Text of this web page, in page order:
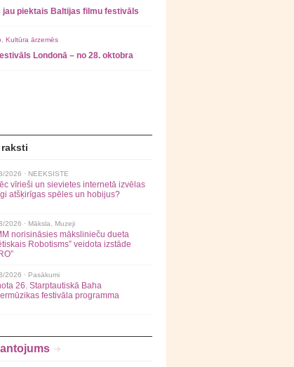
jau piektais Baltijas filmu festivāls
Kultūra ārzemēs
Londonā – no 28. oktobra
2026 · NEEKSISTE
vīrieši un sievietes internetā izvēlas
atšķirīgas spēles un hobijus?
2026 · Māksla Muzeji
norisināsies mākslinieču dueta
Robotisms” veidota izstāde
2026 · Pasākumi
26. Starptautiskā Baha
festivāla programma